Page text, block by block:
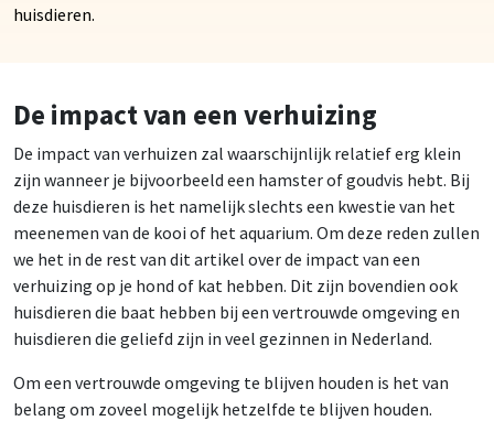
huisdieren.
De impact van een verhuizing
De impact van verhuizen zal waarschijnlijk relatief erg klein
zijn wanneer je bijvoorbeeld een hamster of goudvis hebt. Bij
deze huisdieren is het namelijk slechts een kwestie van het
meenemen van de kooi of het aquarium. Om deze reden zullen
we het in de rest van dit artikel over de impact van een
verhuizing op je hond of kat hebben. Dit zijn bovendien ook
huisdieren die baat hebben bij een vertrouwde omgeving en
huisdieren die geliefd zijn in veel gezinnen in Nederland.
Om een vertrouwde omgeving te blijven houden is het van
belang om zoveel mogelijk hetzelfde te blijven houden.